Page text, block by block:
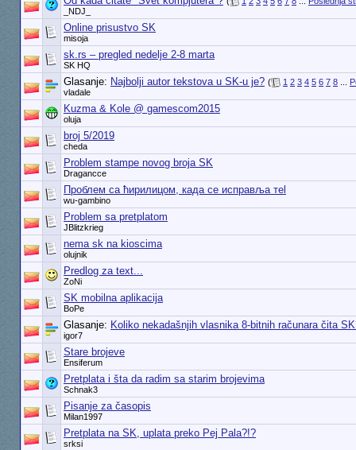
_NDJ_
Online prisustvo SK
misoja
sk.rs – pregled nedelje 2-8 marta
SK HQ
Glasanje: Najbolji autor tekstova u SK-u je? ( 1 2 3 4 5 6 7 8...
vladale
Kuzma & Kole @ gamescom2015
oluja
broj 5/2019
cheda
Problem stampe novog broja SK
Dragancce
Проблем са ћирилицом, када се исправља теl
wu-gambino
Problem sa pretplatom
JBlitzkrieg
nema sk na kioscima
olujnik
Predlog za text...
ZoNi
SK mobilna aplikacija
BoPe
Glasanje: Koliko nekadašnjih vlasnika 8-bitnih računara čita
igor7
Stare brojeve
Ensiferum
Pretplata i šta da radim sa starim brojevima
Schnak3
Pisanje za časopis
Milan1997
Pretplata na SK, uplata preko Pej Pala?!?
srksi